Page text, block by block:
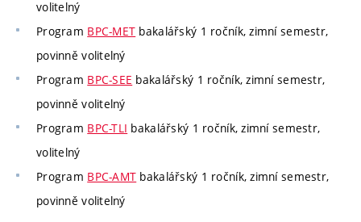
volitelný
Program BPC-MET bakalářský 1 ročník, zimní semestr,
povinně volitelný
Program BPC-SEE bakalářský 1 ročník, zimní semestr,
povinně volitelný
Program BPC-TLI bakalářský 1 ročník, zimní semestr,
volitelný
Program BPC-AMT bakalářský 1 ročník, zimní semestr,
povinně volitelný